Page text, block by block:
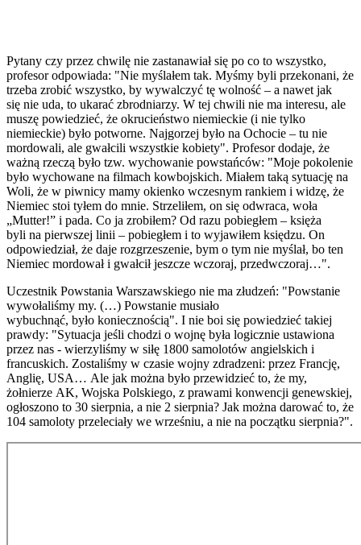
Pytany czy przez chwilę nie zastanawiał się po co to wszystko,
profesor odpowiada: "Nie myślałem tak. Myśmy byli przekonani, że
trzeba zrobić wszystko, by wywalczyć tę wolność – a nawet jak
się nie uda, to ukarać zbrodniarzy. W tej chwili nie ma interesu, ale
muszę powiedzieć, że okrucieństwo niemieckie (i nie tylko
niemieckie) było potworne. Najgorzej było na Ochocie – tu nie
mordowali, ale gwałcili wszystkie kobiety". Profesor dodaje, że
ważną rzeczą było tzw. wychowanie powstańców: "Moje pokolenie
było wychowane na filmach kowbojskich. Miałem taką sytuację na
Woli, że w piwnicy mamy okienko wczesnym rankiem i widzę, że
Niemiec stoi tyłem do mnie. Strzeliłem, on się odwraca, woła
„Mutter!” i pada. Co ja zrobiłem? Od razu pobiegłem – księża
byli na pierwszej linii – pobiegłem i to wyjawiłem księdzu. On
odpowiedział, że daje rozgrzeszenie, bym o tym nie myślał, bo ten
Niemiec mordował i gwałcił jeszcze wczoraj, przedwczoraj…".
Uczestnik Powstania Warszawskiego nie ma złudzeń: "Powstanie
wywołaliśmy my. (…) Powstanie musiało
wybuchnąć, było koniecznością". I nie boi się powiedzieć takiej
prawdy: "Sytuacja jeśli chodzi o wojnę była logicznie ustawiona
przez nas - wierzyliśmy w siłę 1800 samolotów angielskich i
francuskich. Zostaliśmy w czasie wojny zdradzeni: przez Francję,
Anglię, USA… Ale jak można było przewidzieć to, że my,
żołnierze AK, Wojska Polskiego, z prawami konwencji genewskiej,
ogłoszono to 30 sierpnia, a nie 2 sierpnia? Jak można darować to, że
104 samoloty przeleciały we wrześniu, a nie na początku sierpnia?".